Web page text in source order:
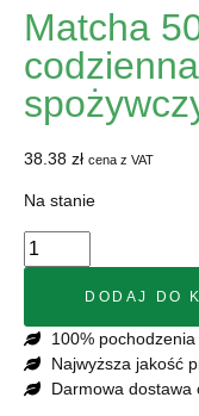
Matcha
38.38 zł cena z VAT
Na stanie
DODAJ DO
100%
Najwyższa jakość
Darmowa dostawa